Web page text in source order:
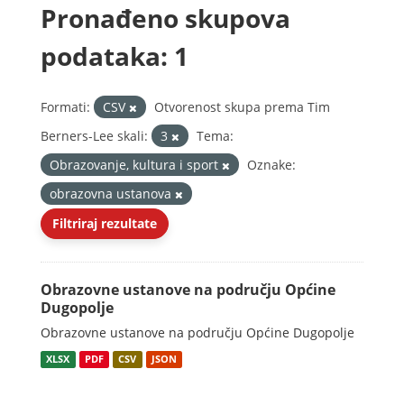
Pronađeno skupova
podataka: 1
Formati: CSV
Otvorenost skupa prema Tim
Berners-Lee skali:
3
Tema:
Obrazovanje, kultura i sport
Oznake:
obrazovna ustanova
Filtriraj rezultate
Obrazovne ustanove na području Općine
Dugopolje
Obrazovne ustanove na području Općine Dugopolje
XLSX PDF CSV JSON